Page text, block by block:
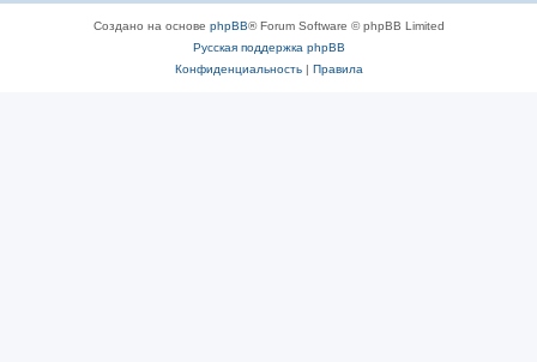
Создано на основе phpBB® Forum Software © phpBB Limited
Русская поддержка phpBB
Конфиденциальность| Правила